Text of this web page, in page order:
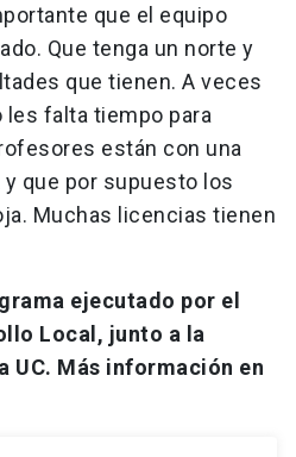
que el equipo
Que tenga un norte y
que tienen. A veces
les falta tiempo para
están con una
que por supuesto los
Muchas licencias tienen
ejecutado por el
Local, junto a la
UC. Más información en